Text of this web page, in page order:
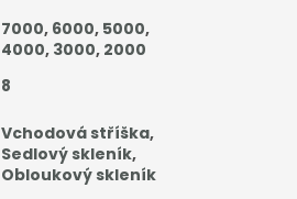
7000, 6000, 5000,
4000, 3000, 2000
8
Vchodová stříška,
Sedlový skleník,
Obloukový skleník